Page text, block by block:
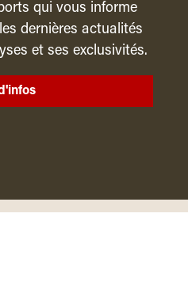
qui vous informe
dernières actualités
et ses exclusivités.